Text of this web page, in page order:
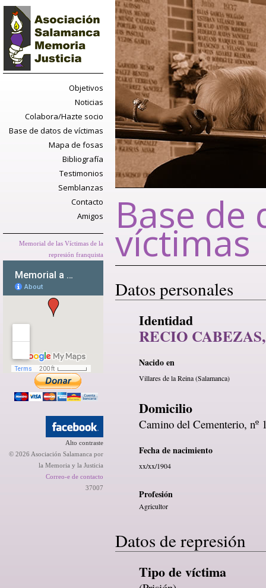
Objetivos
Noticias
Colabora/Hazte socio
Base de datos de víctimas
Mapa de fosas
Bibliografía
Testimonios
Semblanzas
Contacto
Amigos
Memorial de las Víctimas de la
represión franquista
Alto contraste
© 2026 Asociación Salamanca por
la Memoria y la Justicia
Correo-e de contacto
37007
Base de
víctimas
Datos personales
Identidad
RECIO
Nacido en
Villares de la Reina (Salamanca)
Domicilio
Camino del Cementerio, nº
Fecha de nacimiento
xx/xx/1904
Profesión
Agricultor
Datos de represión
Tipo de víctima